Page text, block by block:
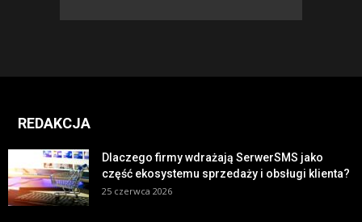
REDAKCJA
Dlaczego firmy wdrażają SerwerSMS jako
część ekosystemu sprzedaży i obsługi klienta?
25 czerwca 2026